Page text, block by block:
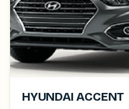
HYUNDAI ACCENT